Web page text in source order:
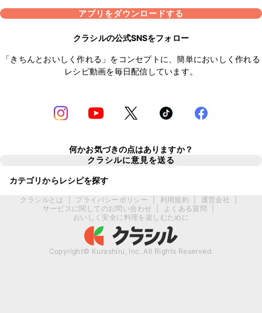
アプリをダウンロードする
クラシルの公式SNSをフォロー
「きちんとおいしく作れる」をコンセプトに、簡単においしく作れる
レシピ動画を毎日配信しています。
何かお気づきの点はありますか？
クラシルに意見を送る
カテゴリからレシピを探す
クラシルとは プライバシーポリシー 利用規約 運営会社
サービスに関してのお問い合わせ
よくある質問
おいしく安全に料理を楽しむために
Copyright© Kurashiru, Inc. All Rights Reserved.